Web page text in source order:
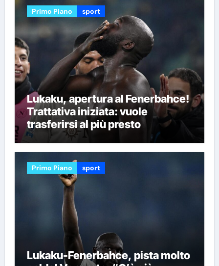
Primo Piano sport
Lukaku, apertura al Fenerbahce!
Trattativa iniziata: vuole
trasferirsi al più presto
Primo Piano sport
Lukaku-Fenerbahce, pista molto